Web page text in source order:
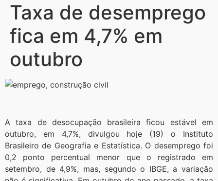
Taxa de desemprego
fica em 4,7% em
outubro
A taxa de desocupação brasileira ficou estável em
outubro, em 4,7%, divulgou hoje (19) o Instituto
Brasileiro de Geografia e Estatística. O desemprego foi
0,2 ponto percentual menor que o registrado em
setembro, de 4,9%, mas, segundo o IBGE, a variação